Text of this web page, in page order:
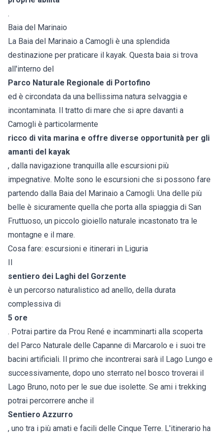
.
Baia del Marinaio
La Baia del Marinaio a Camogli è una splendida
destinazione per praticare il kayak. Questa baia si trova
all'interno del
Parco Naturale Regionale di Portofino
ed è circondata da una bellissima natura selvaggia e
incontaminata. Il tratto di mare che si apre davanti a
Camogli è particolarmente
ricco di vita marina e offre diverse opportunità per gli
amanti del kayak
, dalla navigazione tranquilla alle escursioni più
impegnative. Molte sono le escursioni che si possono fare
partendo dalla Baia del Marinaio a Camogli. Una delle più
belle è sicuramente quella che porta alla spiaggia di San
Fruttuoso, un piccolo gioiello naturale incastonato tra le
montagne e il mare.
Cosa fare: escursioni e itinerari in Liguria
sentiero dei Laghi del Gorzente
è un percorso naturalistico ad anello, della durata
complessiva di
5 ore
. Potrai partire da Prou René e incamminarti alla scoperta
del Parco Naturale delle Capanne di Marcarolo e i suoi tre
bacini artificiali. Il primo che incontrerai sarà il Lago Lungo e
successivamente, dopo uno sterrato nel bosco troverai il
Lago Bruno, noto per le sue due isolette. Se ami i trekking
potrai percorrere anche il
Sentiero Azzurro
, uno tra i più amati e facili delle Cinque Terre. L'itinerario ha